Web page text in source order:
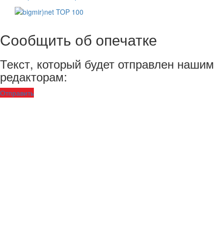
Сообщить об опечатке
Текст, который будет отправлен нашим
редакторам:
Отправить